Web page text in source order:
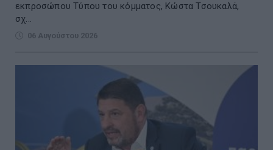
εκπροσώπου Τύπου του κόμματος, Κώστα Τσουκαλά,
σχ...
06 Αυγούστου 2026